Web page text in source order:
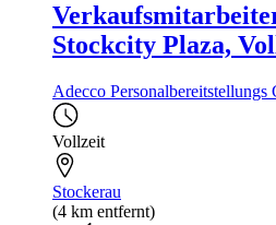
Stockcity Plaza,
Adecco Personalbereitstellungs
Vollzeit
Stockerau
(4 km entfernt)